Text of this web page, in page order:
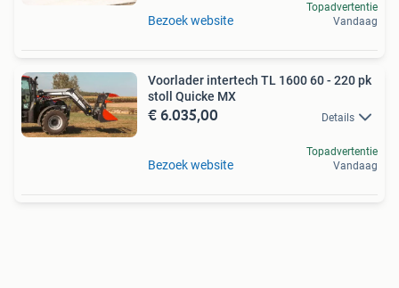
Bezoek website
Topadvertentie
Vandaag
Voorlader intertech TL 1600 60 - 220 pk
stoll Quicke MX
€ 6.035,00 Details
Bezoek website
Topadvertentie
Vandaag